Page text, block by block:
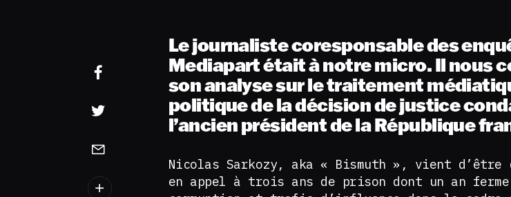
Le journaliste coresponsable des
Mediapart était à notre micro. Il nous
son analyse sur le traitement
politique de la décision de justice
l’ancien président de la République
Nicolas Sarkozy, aka « Bismuth », vient d’être
en appel à trois ans de prison dont un an